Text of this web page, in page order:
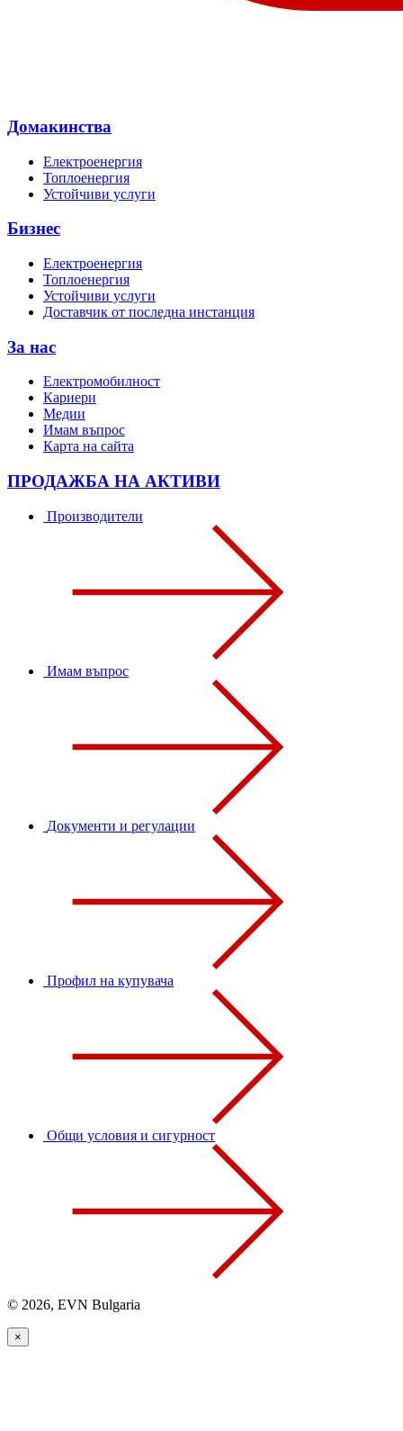
Домакинства
Електроенергия
Топлоенергия
Устойчиви услуги
Бизнес
Електроенергия
Топлоенергия
Устойчиви услуги
Доставчик от последна инстанция
За нас
Електромобилност
Кариери
Медии
Имам въпрос
Карта на сайта
ПРОДАЖБА НА АКТИВИ
Производители
Имам въпрос
Документи и регулации
Профил на купувача
Общи условия и сигурност
© 2026, EVN Bulgaria
×